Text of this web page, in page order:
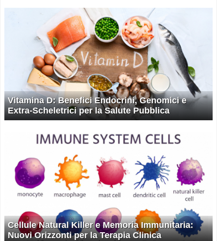
Vitamina D: Benefici Endocrini, Genomici e
Extra-Scheletrici per la Salute Pubblica
Cellule Natural Killer e Memoria Immunitaria:
Nuovi Orizzonti per la Terapia Clinica